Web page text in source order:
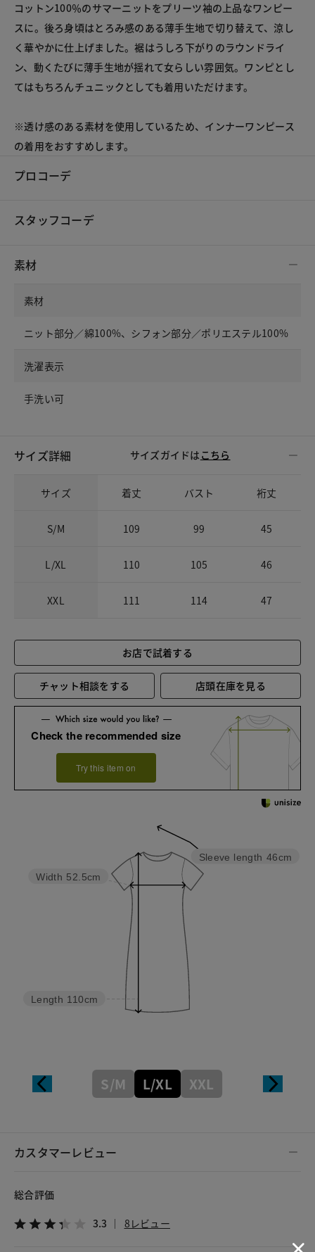
コットン100％のサマーニットをプリーツ袖の上品なワンピー
スに。後ろ身頃はとろみ感のある薄手生地で切り替えて、涼し
く華やかに仕上げました。裾はうしろ下がりのラウンドライ
ン、動くたびに薄手生地が揺れて女らしい雰囲気。ワンピとし
てはもちろんチュニックとしても着用いただけます。
※透け感のある素材を使用しているため、インナーワンピース
の着用をおすすめします。
プロコーデ
スタッフコーデ
素材
素材
ニット部分／綿100%、シフォン部分／ポリエステル100%
洗濯表示
手洗い可
サイズ詳細 サイズガイドは こちら
サイズ 着丈 バスト 裄丈
S/M 109 99 45
L/XL 110 105 46
XXL 111 114 47
お店で試着する
チャット相談をする 店頭在庫を見る
Check the recommended size
Try this item on
Sleeve length 46cm
Length 110cm
Width 52.5cm
S/M L/XL XXL
カスタマーレビュー
総合評価
3.3 8レビュー